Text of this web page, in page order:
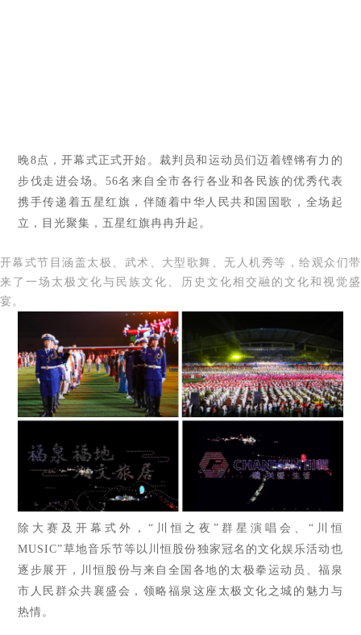
晚8点，开幕式正式开始。裁判员和运动员们迈着铿锵有力的
步伐走进会场。56名来自全市各行各业和各民族的优秀代表
携手传递着五星红旗，伴随着中华人民共和国国歌，全场起
立，目光聚集，五星红旗冉冉升起。
开幕式节目涵盖太极、武术、大型歌舞、无人机秀等，给观众们带
来了一场太极文化与民族文化、历史文化相交融的文化和视觉盛
宴。
除大赛及开幕式外，“川恒之夜”群星演唱会、“川恒
MUSIC”草地音乐节等以川恒股份独家冠名的文化娱乐活动也
逐步展开，川恒股份与来自全国各地的太极拳运动员、福泉
市人民群众共襄盛会，领略福泉这座太极文化之城的魅力与
热情。